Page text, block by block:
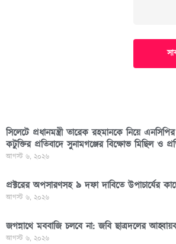
সিলেটে প্রধানমন্ত্রী তারেক রহমানকে নিয়ে
কটুক্তির প্রতিবাদে সুনামগঞ্জের বিক্ষোভ মিছিল ও
আগস্ট ৬, ২০২৬
প্রক্টরের অপসারণসহ ৯ দফা দাবিতে উপাচার্যের
আগস্ট ৬, ২০২৬
জগন্নাথে মববাজি চলবে না: জবি ছাত্রদলের
আগস্ট ৬, ২০২৬